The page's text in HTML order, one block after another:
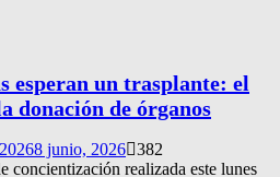
esperan un trasplante: el
donación de órganos
8 junio, 2026 382
concientización realizada este lunes